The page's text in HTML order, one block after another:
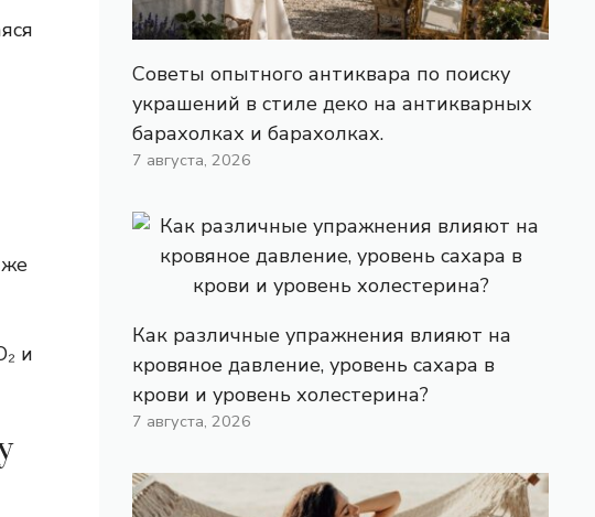
и
Советы опытного антиквара по поиску
украшений в стиле деко на антикварных
барахолках и барахолках.
7 августа, 2026
Как различные упражнения влияют на
кровяное давление, уровень сахара в
крови и уровень холестерина?
7 августа, 2026